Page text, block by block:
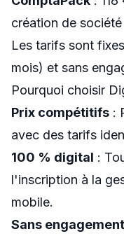
création de
Les tarifs sont
mois) et sans
Pourquoi choisir
Prix compétitifs :
avec des tarifs
100 % digital :
l'inscription à la
mobile.
Sans engagement